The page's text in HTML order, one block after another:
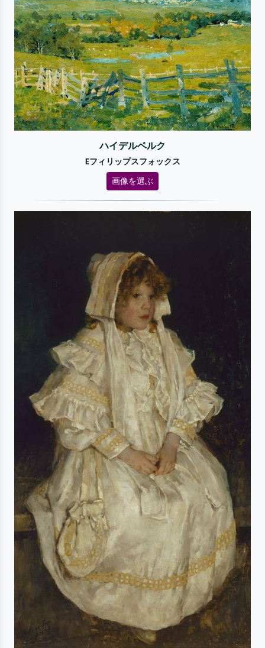
ハイデルベルク
Eフィリップスフォックス
画像を選ぶ